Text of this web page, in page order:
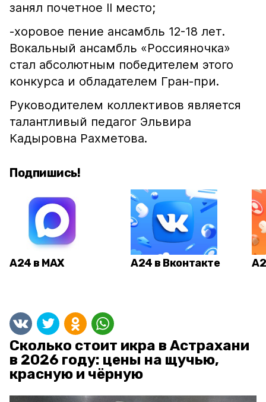
занял почетное II место;
-хоровое пение ансамбль 12-18 лет.
Вокальный ансамбль «Россияночка»
стал абсолютным победителем этого
конкурса и обладателем Гран-при.
Руководителем коллективов является
талантливый педагог Эльвира
Кадыровна Рахметова.
Подпишись!
А24 в MAX А24 в Вконтакте
Сколько стоит икра в Астрахани
в 2026 году: цены на щучью,
красную и чёрную